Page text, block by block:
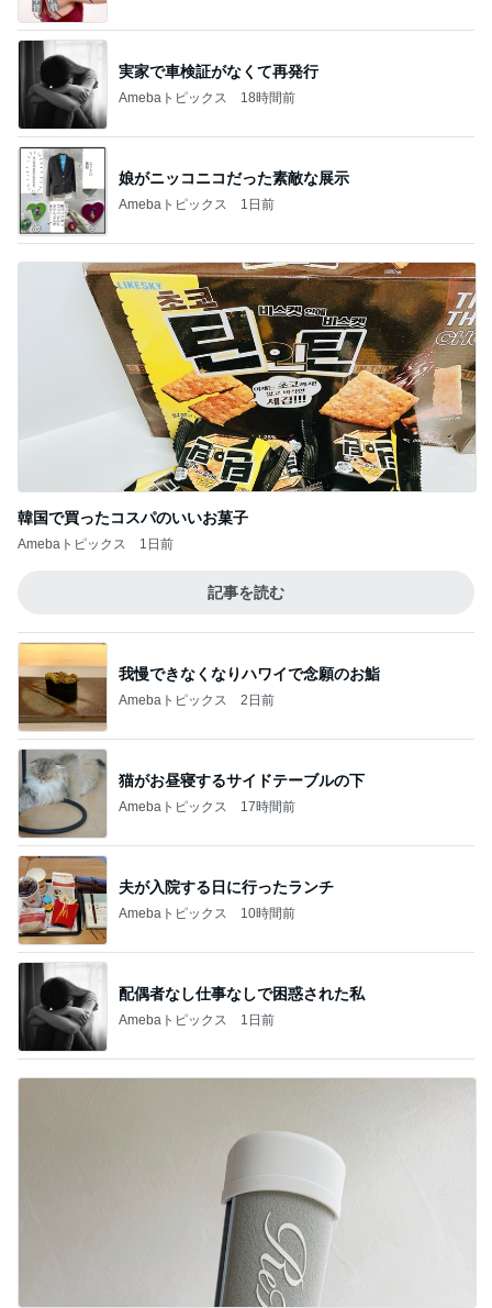
実家で車検証がなくて再発行
Amebaトピックス 18時間前
娘がニッコニコだった素敵な展示
Amebaトピックス 1日前
韓国で買ったコスパのいいお菓子
Amebaトピックス 1日前
記事を読む
我慢できなくなりハワイで念願のお鮨
Amebaトピックス 2日前
猫がお昼寝するサイドテーブルの下
Amebaトピックス 17時間前
夫が入院する日に行ったランチ
Amebaトピックス 10時間前
配偶者なし仕事なしで困惑された私
Amebaトピックス 1日前